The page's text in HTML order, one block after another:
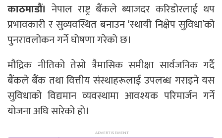
काठमाडौं। नेपाल राष्ट्र बैंकले ब्याजदर करिडोरलाई थप
प्रभावकारी र सुव्यवस्थित बनाउन ‘स्थायी निक्षेप सुविधा’को
पुनरावलोकन गर्ने घोषणा गरेको छ।
मौद्रिक नीतिको तेस्रो त्रैमासिक समीक्षा सार्वजनिक गर्दै
बैंकले बैंक तथा वित्तीय संस्थाहरूलाई उपलब्ध गराइने यस
सुविधाको विद्यमान व्यवस्थामा आवश्यक परिमार्जन गर्ने
योजना अघि सारेको हो।